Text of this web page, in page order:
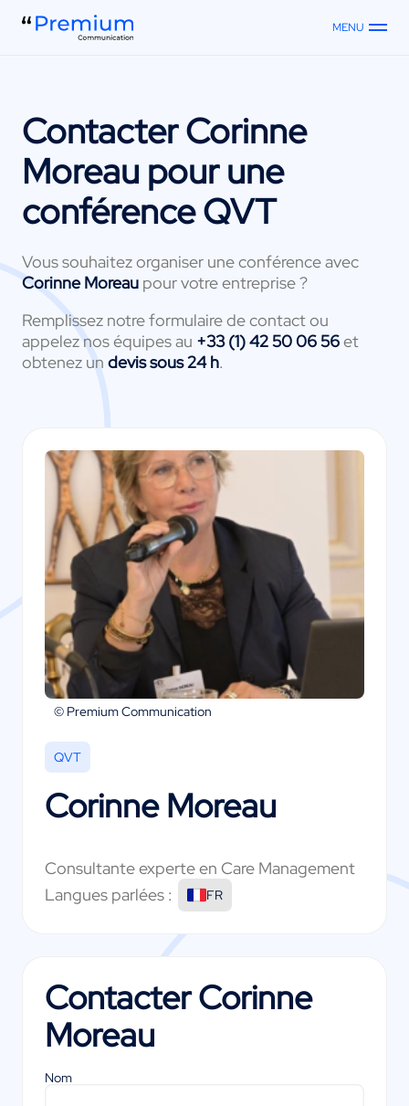
MENU
ContacterCorinne
Moreau pour une
conférence QVT
Vous souhaitez organiser une conférence avec
Corinne Moreau pour votre entreprise ?
Remplissez notre formulaire de contact ou
appelez nos équipes au +33 (1) 42 50 06 56et
obtenez un devis sous 24 h.
© Premium Communication
QVT
Corinne Moreau
Consultante experte en Care Management
Langues parlées :
FR
ContacterCorinne
Moreau
Nom